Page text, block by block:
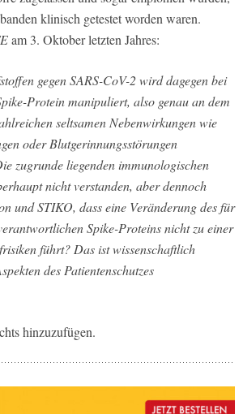
klinisch getestet worden waren.
am 3. Oktober letzten Jahres:
gegen SARS-CoV-2 wird dagegen bei
Protein manipuliert, also genau an dem
seltsamen Nebenwirkungen wie
oder Blutgerinnungsstörungen
zugrunde liegenden immunologischen
nicht verstanden, aber dennoch
und STIKO, dass eine Veränderung des für
Spike-Proteins nicht zu einer
führt? Das ist wissenschaftlich
des Patientenschutzes
hinzuzufügen.